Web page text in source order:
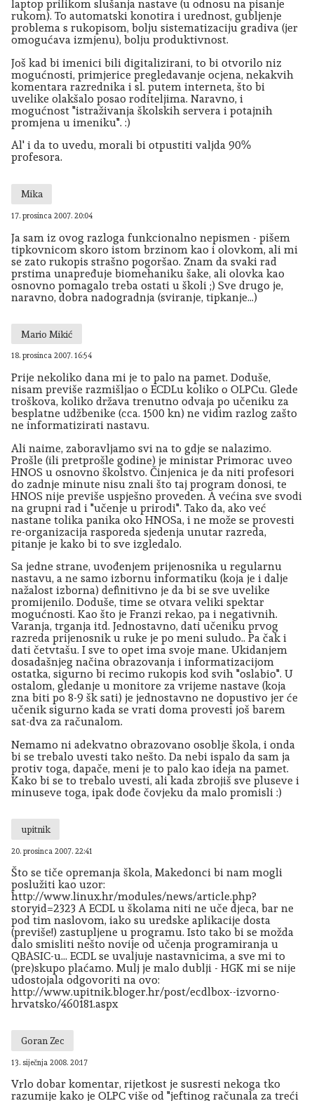
laptop prilikom slušanja nastave (u odnosu na pisanje
rukom). To automatski konotira i urednost, gubljenje
problema s rukopisom, bolju sistematizaciju gradiva (jer
omogućava izmjenu), bolju produktivnost.
Još kad bi imenici bili digitalizirani, to bi otvorilo niz
mogućnosti, primjerice pregledavanje ocjena, nekakvih
komentara razrednika i sl. putem interneta, što bi
uvelike olakšalo posao roditeljima. Naravno, i
mogućnost "istraživanja školskih servera i potajnih
promjena u imeniku". :)
Al' i da to uvedu, morali bi otpustiti valjda 90%
profesora.
Mika
17. prosinca 2007. 20:04
Ja sam iz ovog razloga funkcionalno nepismen - pišem
tipkovnicom skoro istom brzinom kao i olovkom, ali mi
se zato rukopis strašno pogoršao. Znam da svaki rad
prstima unapređuje biomehaniku šake, ali olovka kao
osnovno pomagalo treba ostati u školi ;) Sve drugo je,
naravno, dobra nadogradnja (sviranje, tipkanje...)
Mario Mikić
18. prosinca 2007. 16:54
Prije nekoliko dana mi je to palo na pamet. Doduše,
nisam previše razmišljao o ECDLu koliko o OLPCu. Glede
troškova, koliko država trenutno odvaja po učeniku za
besplatne udžbenike (cca. 1500 kn) ne vidim razlog zašto
ne informatizirati nastavu.
Ali naime, zaboravljamo svi na to gdje se nalazimo.
Prošle (ili pretprošle godine) je ministar Primorac uveo
HNOS u osnovno školstvo. Činjenica je da niti profesori
do zadnje minute nisu znali što taj program donosi, te
HNOS nije previše uspješno proveden. A većina sve svodi
na grupni rad i "učenje u prirodi". Tako da, ako već
nastane tolika panika oko HNOSa, i ne može se provesti
re-organizacija rasporeda sjedenja unutar razreda,
pitanje je kako bi to sve izgledalo.
Sa jedne strane, uvođenjem prijenosnika u regularnu
nastavu, a ne samo izbornu informatiku (koja je i dalje
nažalost izborna) definitivno je da bi se sve uvelike
promijenilo. Doduše, time se otvara veliki spektar
mogućnosti. Kao što je Franzi rekao, pa i negativnih.
Varanja, trganja itd. Jednostavno, dati učeniku prvog
razreda prijenosnik u ruke je po meni suludo.. Pa čak i
dati četvtašu. I sve to opet ima svoje mane. Ukidanjem
dosadašnjeg načina obrazovanja i informatizacijom
ostatka, sigurno bi recimo rukopis kod svih "oslabio". U
ostalom, gledanje u monitore za vrijeme nastave (koja
zna biti po 8-9 šk sati) je jednostavno ne dopustivo jer će
učenik sigurno kada se vrati doma provesti još barem
sat-dva za računalom.
Nemamo ni adekvatno obrazovano osoblje škola, i onda
bi se trebalo uvesti tako nešto. Da nebi ispalo da sam ja
protiv toga, dapače, meni je to palo kao ideja na pamet.
Kako bi se to trebalo uvesti, ali kada zbrojiš sve pluseve i
minuseve toga, ipak dođe čovjeku da malo promisli :)
upitnik
20. prosinca 2007. 22:41
Što se tiče opremanja škola, Makedonci bi nam mogli
poslužiti kao uzor:
http://www.linux.hr/modules/news/article.php?
storyid=2323 A ECDL u školama niti ne uče djeca, bar ne
pod tim naslovom, iako su uredske aplikacije dosta
(previše!) zastupljene u programu. Isto tako bi se možda
dalo smisliti nešto novije od učenja programiranja u
QBASIC-u... ECDL se uvaljuje nastavnicima, a sve mi to
(pre)skupo plaćamo. Mulj je malo dublji - HGK mi se nije
udostojala odgovoriti na ovo:
http://www.upitnik.bloger.hr/post/ecdlbox--izvorno-
hrvatsko/460181.aspx
Goran Zec
13. siječnja 2008. 20:17
Vrlo dobar komentar, rijetkost je susresti nekoga tko
razumije kako je OLPC više od "jeftinog računala za treći